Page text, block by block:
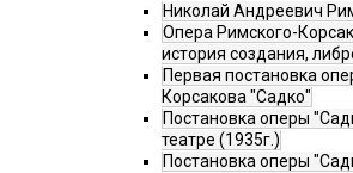
Николай Андреевич
Опера Римского-
история создания,
Первая постановка
Корсакова "Садко"
Постановка оперы
театре (1935г.)
Постановка оперы